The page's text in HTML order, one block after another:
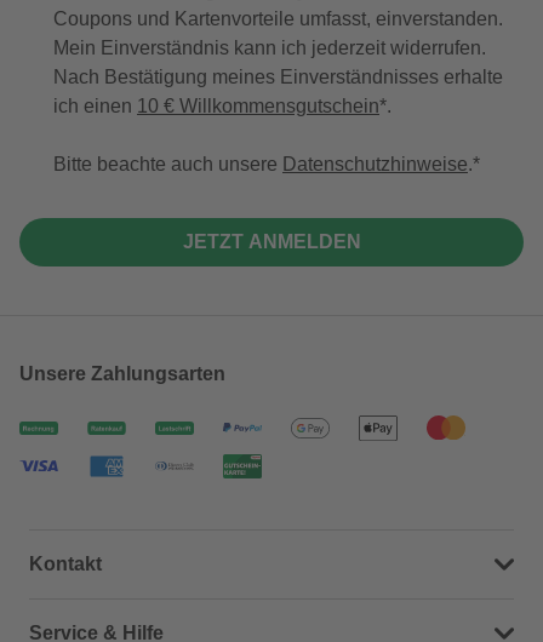
Coupons und Kartenvorteile umfasst, einverstanden.
Mein Einverständnis kann ich jederzeit widerrufen.
Nach Bestätigung meines Einverständnisses erhalte
ich einen 10 € Willkommensgutschein*.
Bitte beachte auch unsere Datenschutzhinweise.
JETZT ANMELDEN
Unsere Zahlungsarten
Kontakt
Dein Kontakt zu uns
Service & Hilfe